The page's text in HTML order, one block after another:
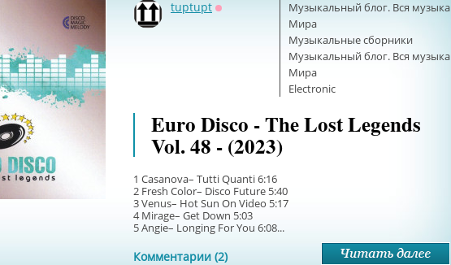
Музыкальный блог. Вся музыка
Мира
Музыкальные сборники
Музыкальный блог. Вся музыка
Мира
Electronic
tuptupt
Euro Disco - The Lost Legends
Vol. 48 - (2023)
1 Casanova– Tutti Quanti 6:16
2 Fresh Color– Disco Future 5:40
3 Venus– Hot Sun On Video 5:17
4 Mirage– Get Down 5:03
5 Angie– Longing For You 6:08...
Комментарии (2)